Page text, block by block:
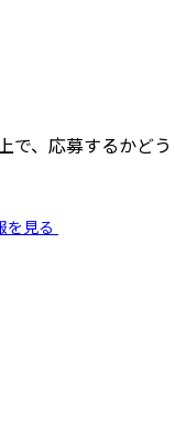
で、応募するかどう
を見る